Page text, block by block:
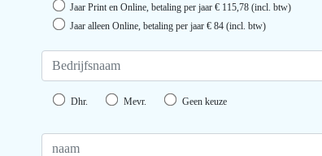
Jaar Print en Online, betaling per jaar € 115,78 (incl. btw)
Jaar alleen Online, betaling per jaar € 84 (incl. btw)
Dhr. Mevr. Geen keuze